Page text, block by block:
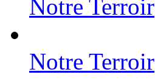
Notre Terroir
Notre Terroir